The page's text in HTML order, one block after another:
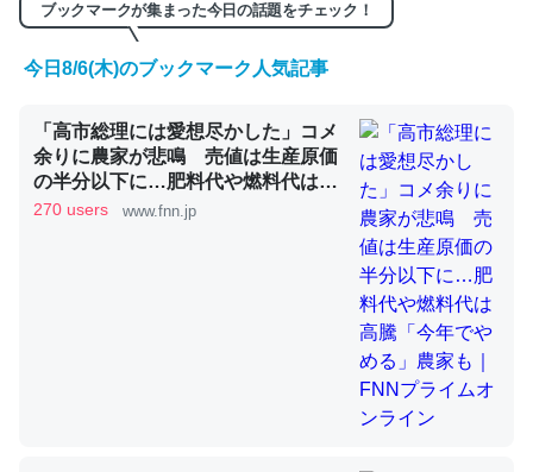
くらい。小説でいう「ずっと前の伏線」は回収されないけ
ど、短期記憶というには多い分量。進化すればするほど分
かりやすく強くなりそう
─GPTの仕組みと限界についての考察（１） - conceptualization
昆虫ってカルシウム少ないのか。知らんかった。調べたら
コオロギのカルシウム分はエビの600分の1程度。
ブックマークが集まった今日の話題をチェック！
今日8/6(木)のブックマーク人気記事
「高市総理には愛想尽かした」コメ
余りに農家が悲鳴 売値は生産原価
の半分以下に…肥料代や燃料代は高
騰「今年でやめる」農家も｜FNNプ
270 users www.fnn.jp